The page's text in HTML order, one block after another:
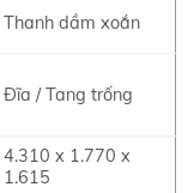
Thanh dầm xoắn
Đĩa / Tang trống
4.310 x 1.770 x
1.615